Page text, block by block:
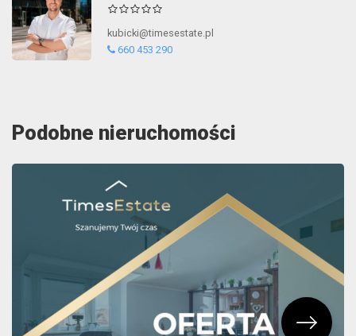
kubicki@timesestate.pl
660 453 290
Podobne nieruchomości